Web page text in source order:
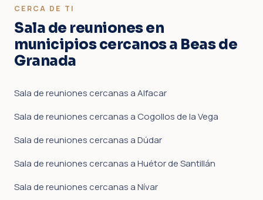
CERCA DE TI
Sala de reuniones en
municipios cercanos a Beas de
Granada
Sala de reuniones cercanas a Alfacar
Sala de reuniones cercanas a Cogollos de la Vega
Sala de reuniones cercanas a Dúdar
Sala de reuniones cercanas a Huétor de Santillán
Sala de reuniones cercanas a Nívar